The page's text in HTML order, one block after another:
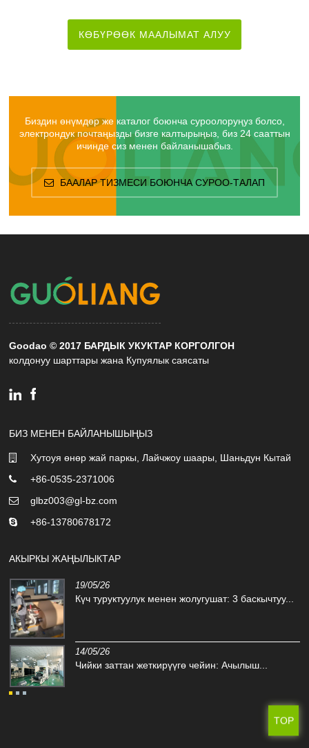
КӨБҮРӨӨК МААЛЫМАТ АЛУУ
Биздин өнүмдөр же каталог боюнча суроолоруңуз болсо,
электрондук почтаңызды бизге калтырыңыз, биз 24 сааттын
ичинде сиз менен байланышабыз.
БААЛАР ТИЗМЕСИ БОЮНЧА СУРОО-ТАЛАП
Goodao © 2017 БАРДЫК УКУКТАР КОРГОЛГОН
колдонуу шарттары жана Купуялык саясаты
БИЗ МЕНЕН БАЙЛАНЫШЫҢЫЗ
Хутоуя өнөр жай паркы, Лайчжоу шаары, Шаньдун Кытай
+86-0535-2371006
glbz003@gl-bz.com
+86-13780678172
АКЫРКЫ ЖАҢЫЛЫКТАР
19/05/26
Күч туруктуулук менен жолугушат: 3 баскычтуу...
14/05/26
Чийки заттан жеткирүүгө чейин: Ачылыш...
TOP